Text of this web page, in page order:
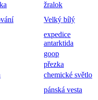
žralok
Velký bílý
expedice
antarktida
goop
přezka
chemické světlo
pánská vesta